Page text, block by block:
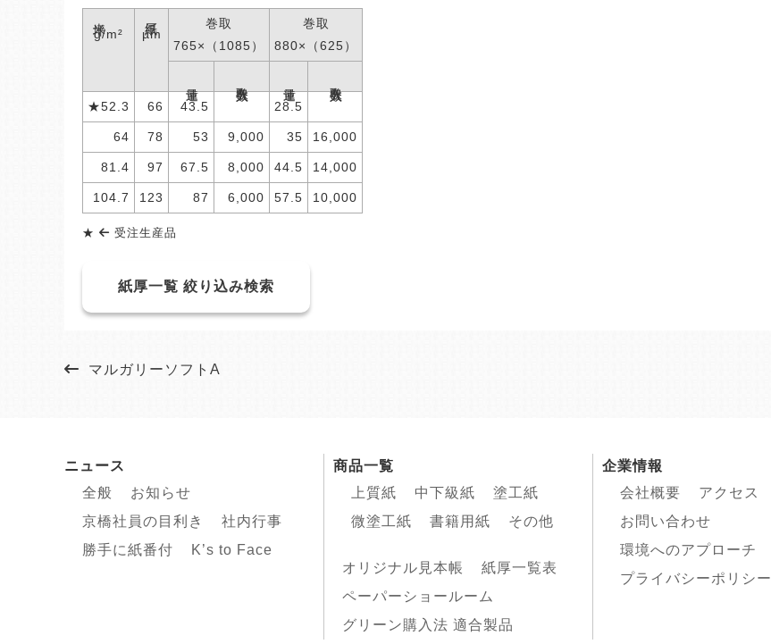
g/m² µm
巻取
765×（1085）
巻取
880×（625）
★52.3 66 43.5 28.5
64 78 53 9,000 35 16,000
81.4 97 67.5 8,000 44.5 14,000
104.7 123 87 6,000 57.5 10,000
★ 受注生産品
紙厚一覧 絞り込み検索
マルガリーソフトA
ニュース
全般
お知らせ
京橋社員の目利き
社内行事
勝手に紙番付
K’s to Face
商品一覧
上質紙
中下級紙
塗工紙
微塗工紙
書籍用紙 その他
オリジナル見本帳
紙厚一覧表
ペーパーショールーム
グリーン購入法 適合製品
企業情報
会社概要
アクセス
お問い合わせ
環境へのアプローチ
プライバシーポリシー